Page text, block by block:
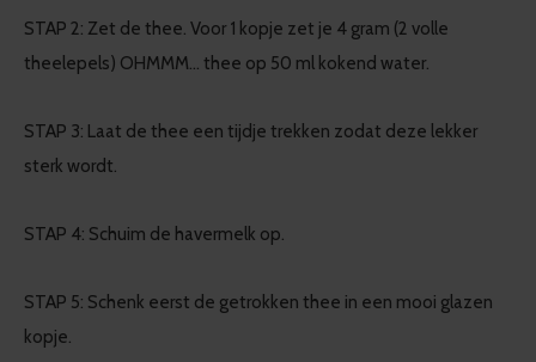
STAP 2: Zet de thee. Voor 1 kopje zet je 4 gram (2 volle
theelepels) OHMMM… thee op 50 ml kokend water.
STAP 3: Laat de thee een tijdje trekken zodat deze lekker
sterk wordt.
STAP 4: Schuim de havermelk op.
STAP 5: Schenk eerst de getrokken thee in een mooi glazen
kopje.